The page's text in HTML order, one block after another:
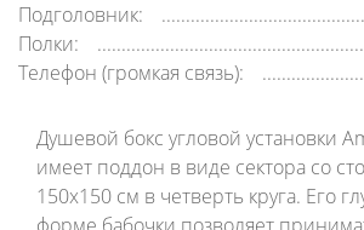
Подголовник:
Полки:
Телефон (громкая связь):
Душевой бокс угловой установки
имеет поддон в виде сектора со
150х150 см в четверть круга. Его